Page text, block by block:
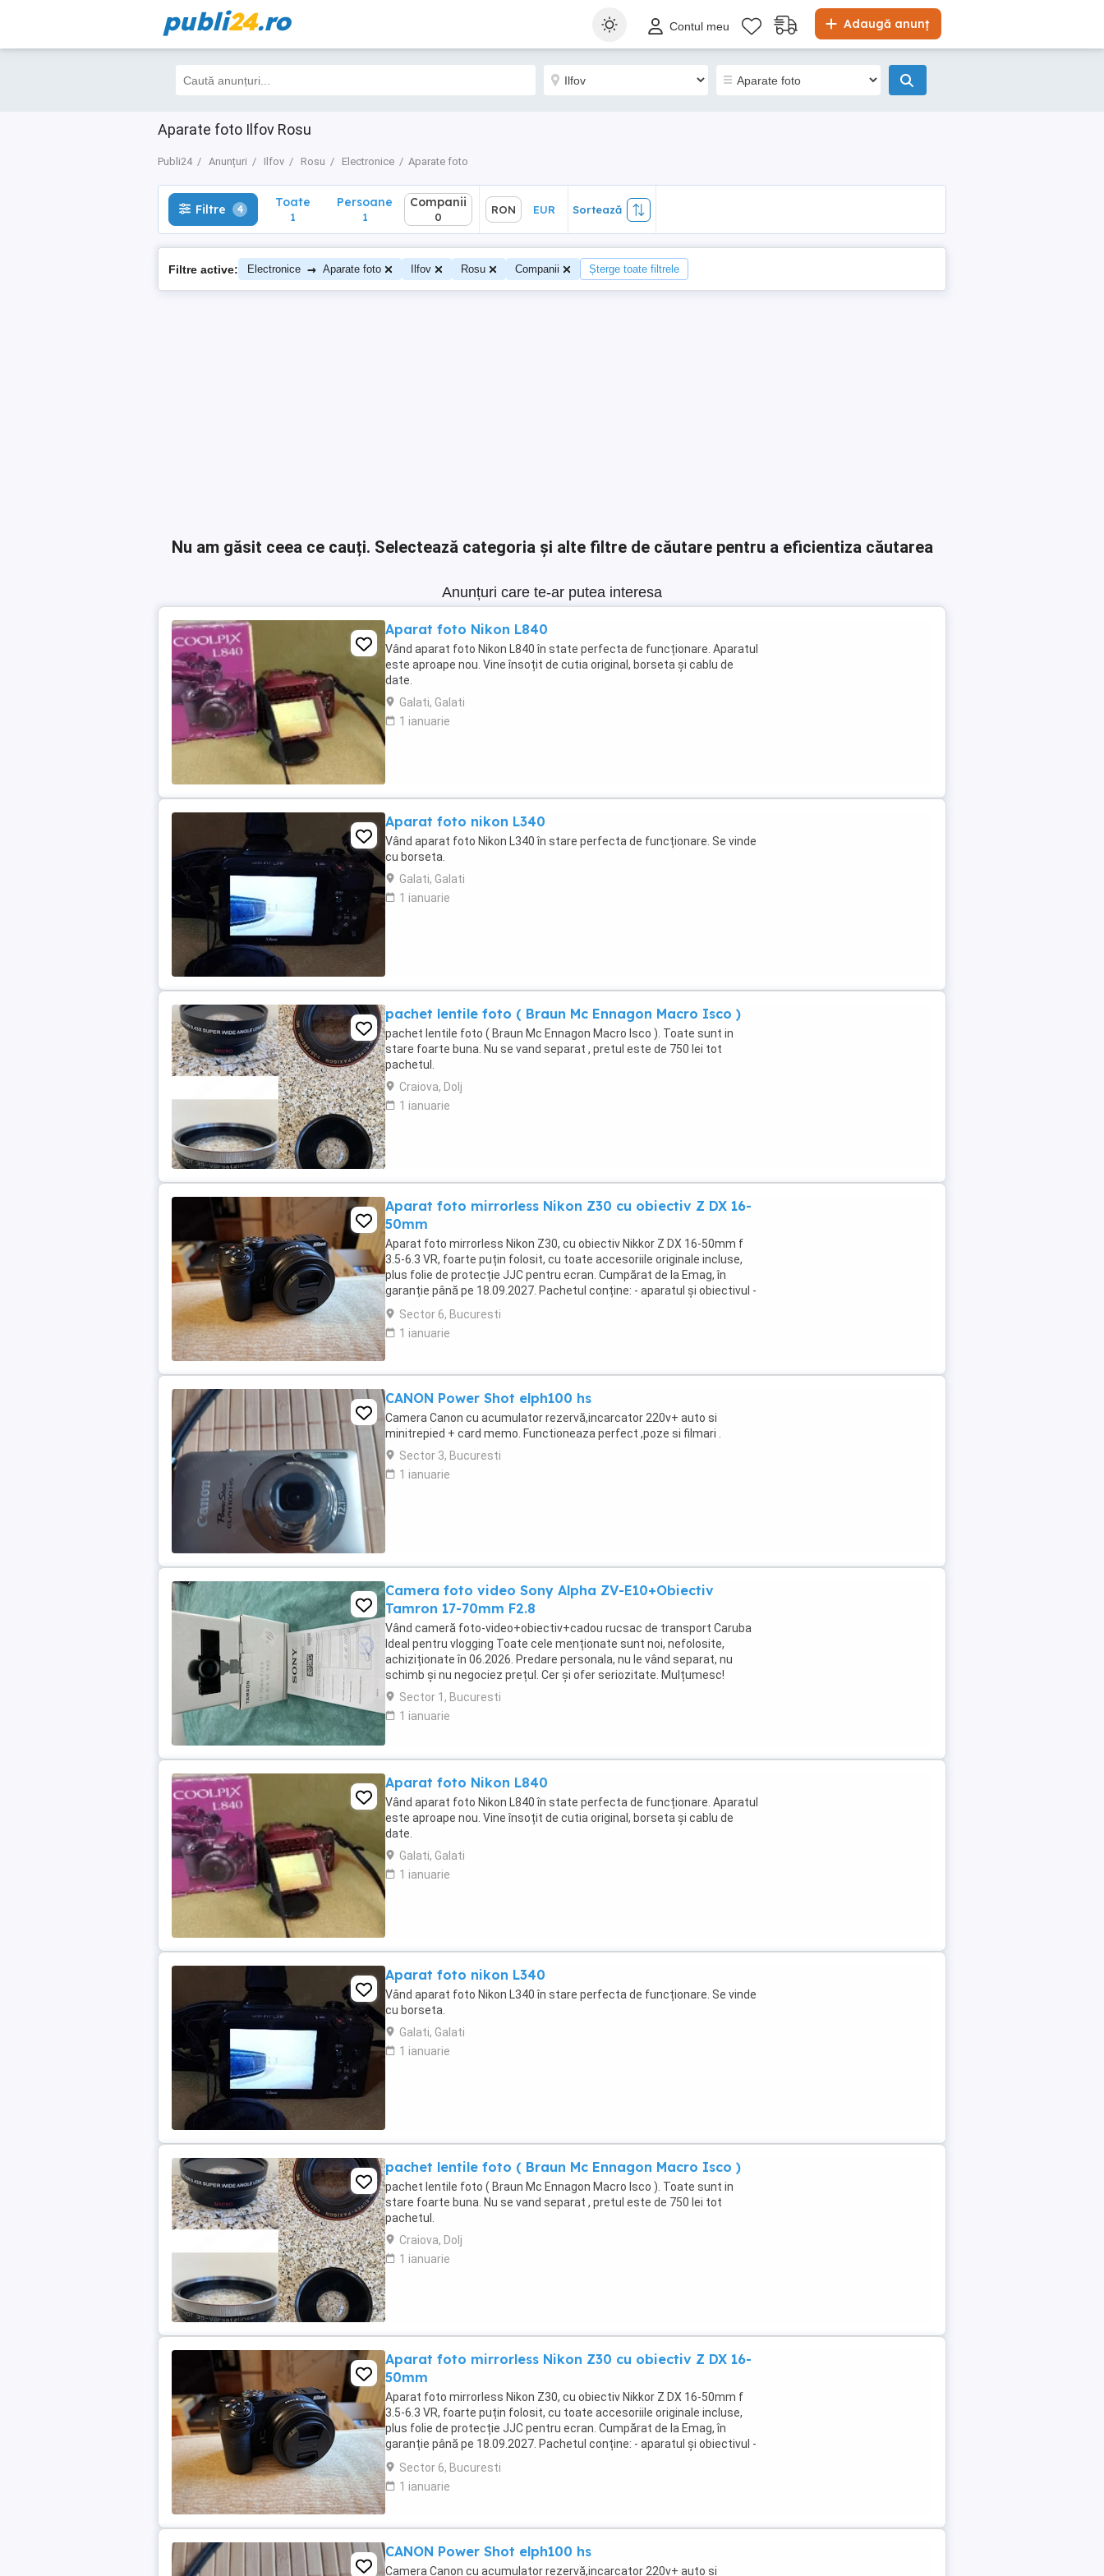
publi24.ro Adaugă anunț
Contul meu
Aparate foto Ilfov Rosu
Publi24 Anunțuri Ilfov Rosu Electronice Aparate foto
Filtre 4 Toate
1
Sortează
Filtre 4 Toate
1
Persoane
1
Companii
0
RON EUR Sortează
Filtre active: Electronice → Aparate foto Ilfov Rosu Companii Șterge toate filtrele
Nu am găsit ceea ce cauți. Selectează categoria și alte filtre de căutare pentru a eficientiza căutarea
Anunțuri care te-ar putea interesa
Aparat foto Nikon L840
Vând aparat foto Nikon L840 în state perfecta de funcționare. Aparatul
este aproape nou. Vine însoțit de cutia original, borseta și cablu de
date.
Galati, Galati
1 ianuarie
Aparat foto nikon L340
Vând aparat foto Nikon L340 în stare perfecta de funcționare. Se vinde
cu borseta.
Galati, Galati
1 ianuarie
pachet lentile foto ( Braun Mc Ennagon Macro Isco )
pachet lentile foto ( Braun Mc Ennagon Macro Isco ). Toate sunt in
stare foarte buna. Nu se vand separat , pretul este de 750 lei tot
pachetul.
Craiova, Dolj
1 ianuarie
Aparat foto mirrorless Nikon Z30 cu obiectiv Z DX 16-
50mm
Aparat foto mirrorless Nikon Z30, cu obiectiv Nikkor Z DX 16-50mm f
3.5-6.3 VR, foarte puțin folosit, cu toate accesoriile originale incluse,
plus folie de protecție JJC pentru ecran. Cumpărat de la Emag, în
garanție până pe 18.09.2027. Pachetul conține: - aparatul și obiectivul -
baterie EN-EL25a - ...
Sector 6, Bucuresti
1 ianuarie
CANON Power Shot elph100 hs
Camera Canon cu acumulator rezervă,incarcator 220v+ auto si
minitrepied + card memo. Functioneaza perfect ,poze si filmari .
Sector 3, Bucuresti
1 ianuarie
Camera foto video Sony Alpha ZV-E10+Obiectiv
Tamron 17-70mm F2.8
Vând cameră foto-video+obiectiv+cadou rucsac de transport Caruba
Ideal pentru vlogging Toate cele menționate sunt noi, nefolosite,
achiziționate în 06.2026. Predare personala, nu le vând separat, nu
schimb și nu negociez prețul. Cer și ofer seriozitate. Mulțumesc!
Sector 1, Bucuresti
1 ianuarie
Aparat foto Nikon L840
Vând aparat foto Nikon L840 în state perfecta de funcționare. Aparatul
este aproape nou. Vine însoțit de cutia original, borseta și cablu de
date.
Galati, Galati
1 ianuarie
Aparat foto nikon L340
Vând aparat foto Nikon L340 în stare perfecta de funcționare. Se vinde
cu borseta.
Galati, Galati
1 ianuarie
pachet lentile foto ( Braun Mc Ennagon Macro Isco )
pachet lentile foto ( Braun Mc Ennagon Macro Isco ). Toate sunt in
stare foarte buna. Nu se vand separat , pretul este de 750 lei tot
pachetul.
Craiova, Dolj
1 ianuarie
Aparat foto mirrorless Nikon Z30 cu obiectiv Z DX 16-
50mm
Aparat foto mirrorless Nikon Z30, cu obiectiv Nikkor Z DX 16-50mm f
3.5-6.3 VR, foarte puțin folosit, cu toate accesoriile originale incluse,
plus folie de protecție JJC pentru ecran. Cumpărat de la Emag, în
garanție până pe 18.09.2027. Pachetul conține: - aparatul și obiectivul -
baterie EN-EL25a - ...
Sector 6, Bucuresti
1 ianuarie
CANON Power Shot elph100 hs
Camera Canon cu acumulator rezervă,incarcator 220v+ auto si